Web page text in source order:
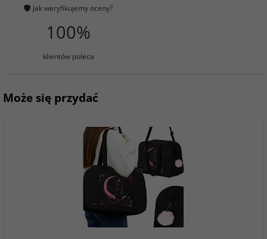
Jak weryfikujemy oceny?
100%
klientów poleca
Może się przydać